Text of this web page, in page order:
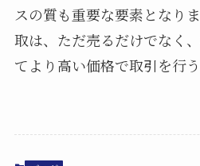
スの質も重要な要素となり
取は、ただ売るだけでなく
てより高い価格で取引を行